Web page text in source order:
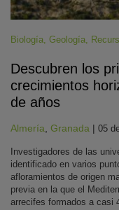
Biología, Geología,
Descubren los
crecimientos
de años
Almería, Granada | 05
Investigadores de las
identificado en varios
afloramientos de origen
previa en la que el
arrecifes formados a casi